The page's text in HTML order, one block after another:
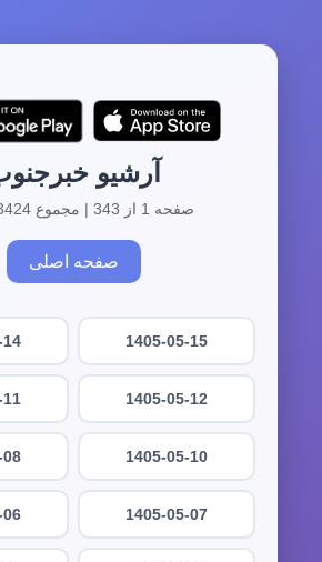
آرشیو
صفحه 1 از 343 | مجموع 3424 آرشیو
صفحه اصلی
1405-05-15
14
1405-05-12
11
1405-05-10
08
1405-05-07
06